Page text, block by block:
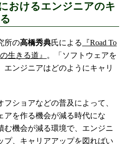
おけるエンジニアのキ
所の高橋秀典氏による
『Road To
生きる道』
。「ソフトウェアを
エンジニアはどのようにキャリ
ショアなどの普及によって、
アを作る機会が減る時代にな
む機会が減る環境で、エンジニ
プ、キャリアアップを図ればい